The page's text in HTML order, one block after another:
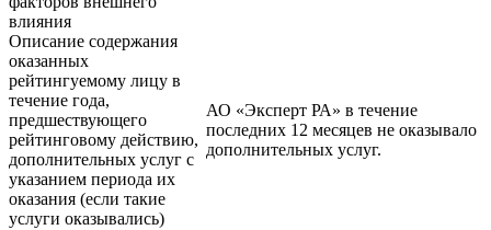
влияния
Описание содержания
оказанных
рейтингуемому лицу в
течение года,
предшествующего
рейтинговому действию,
дополнительных услуг с
указанием периода их
оказания (если такие
услуги оказывались)
АО «Эксперт РА» в течение
последних 12 месяцев не оказывало
дополнительных услуг.